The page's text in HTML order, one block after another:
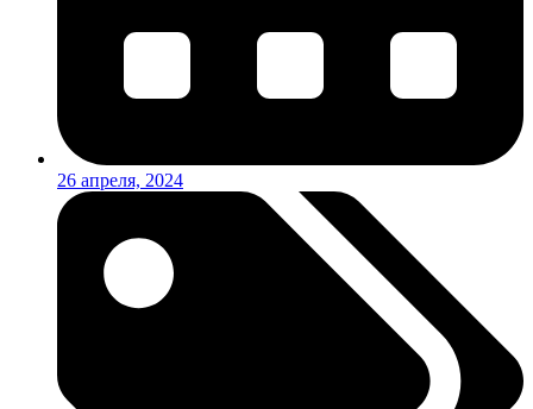
26 апреля, 2024